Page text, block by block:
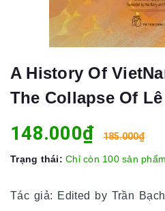
A History Of
The Collapse Of
148.000₫ 185.000₫
Trạng thái: Chỉ còn 100 sản phẩm
Tác giả: Edited by Trần